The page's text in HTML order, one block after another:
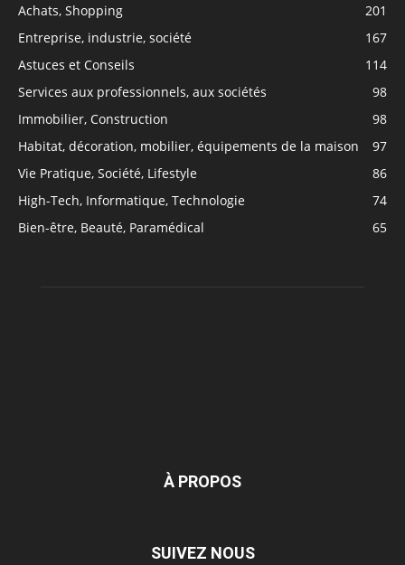
Achats, Shopping
201
Entreprise, industrie, société
167
Astuces et Conseils
114
Services aux professionnels, aux sociétés
98
Immobilier, Construction
98
Habitat, décoration, mobilier, équipements de la maison
97
Vie Pratique, Société, Lifestyle
86
High-Tech, Informatique, Technologie
74
Bien-être, Beauté, Paramédical
65
À PROPOS
SUIVEZ NOUS